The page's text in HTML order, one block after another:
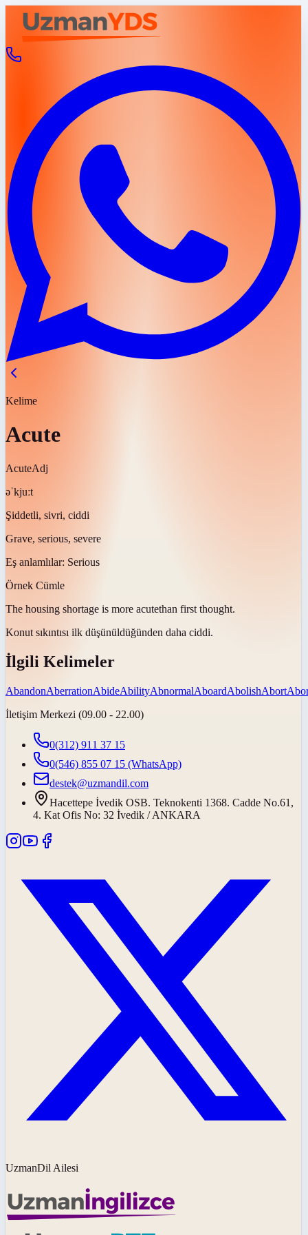
Kelime
Acute
AcuteAdj
əˈkjuːt
Şiddetli, sivri, ciddi
Grave, serious, severe
Eş anlamlılar: Serious
Örnek Cümle
The housing shortage is more acutethan first thought.
Konut sıkıntısı ilk düşünüldüğünden daha ciddi.
İlgili Kelimeler
AbandonAberrationAbideAbilityAbnormalAboardAbolishAbort
İletişim Merkezi (09.00 - 22.00)
0(312) 911 37 15
0(546) 855 07 15 (WhatsApp)
destek@uzmandil.com
Hacettepe İvedik OSB. Teknokenti 1368. Cadde No.61,
4. Kat Ofis No: 32 İvedik / ANKARA
UzmanDil Ailesi